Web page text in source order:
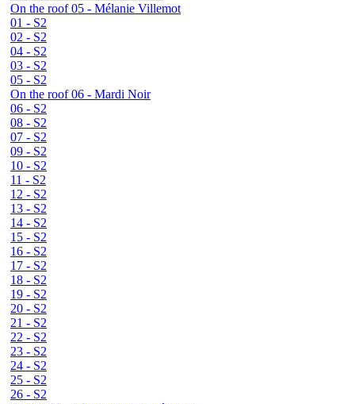
On the roof 05 - Mélanie Villemot
01 - S2
02 - S2
04 - S2
03 - S2
05 - S2
On the roof 06 - Mardi Noir
06 - S2
08 - S2
07 - S2
09 - S2
10 - S2
11 - S2
12 - S2
13 - S2
14 - S2
15 - S2
16 - S2
17 - S2
18 - S2
19 - S2
20 - S2
21 - S2
22 - S2
23 - S2
24 - S2
25 - S2
26 - S2